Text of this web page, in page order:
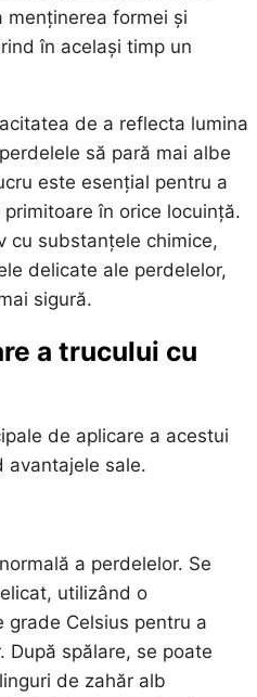
menținerea formei și
în același timp un
de a reflecta lumina
să pară mai albe
este esențial pentru a
în orice locuință.
cu substanțele chimice,
delicate ale perdelelor,
sigură.
a trucului cu
de aplicare a acestui
avantajele sale.
a perdelelor. Se
utilizând o
Celsius pentru a
După spălare, se poate
de zahăr alb